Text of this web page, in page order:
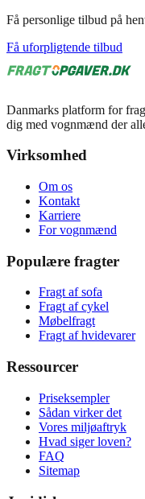
Få personlige tilbud på
Få uforpligtende tilbud
Danmarks platform for
dig med vognmænd der
Virksomhed
Om os
Kontakt
Karriere
For vognmænd
Populære fragter
Fragt af sofa
Fragt af cykel
Møbelfragt
Fragt af hvidevarer
Ressourcer
Priseksempler
Sådan virker det
Vores miljøaftryk
Hvad siger loven?
FAQ
Sitemap